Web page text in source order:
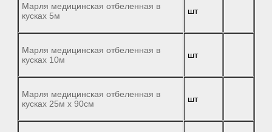
Марля медицинская отбеленная в
кусках 5м
шт
Марля медицинская отбеленная в
кусках 10м
шт
Марля медицинская отбеленная в
кусках 25м х 90см
шт